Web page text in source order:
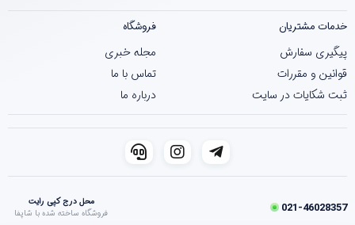
خدمات مشتریان
پیگیری سفارش
قوانین و مقررات
ثبت شکایات در سایت
فروشگاه
مجله خبری
تماس با ما
درباره ما
021-46028357
محل درج کپی رایت
فروشگاه ساخته شده با شاپفا